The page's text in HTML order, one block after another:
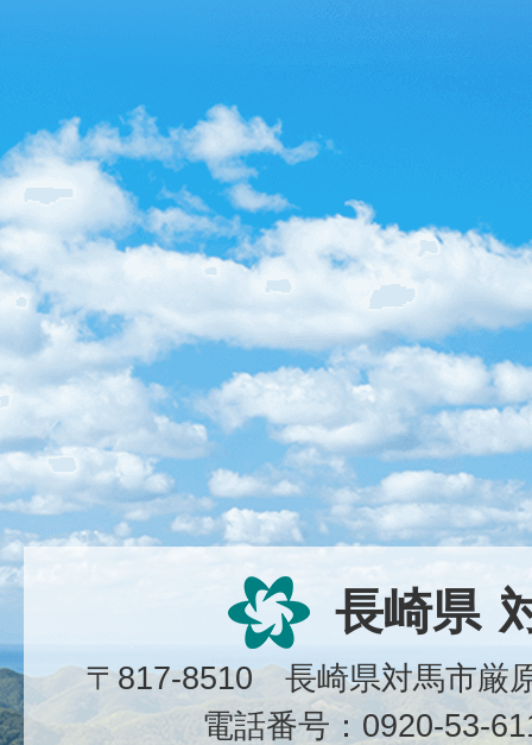
長崎県
〒817-8510 長崎県対馬市
電話番号：0920-53-